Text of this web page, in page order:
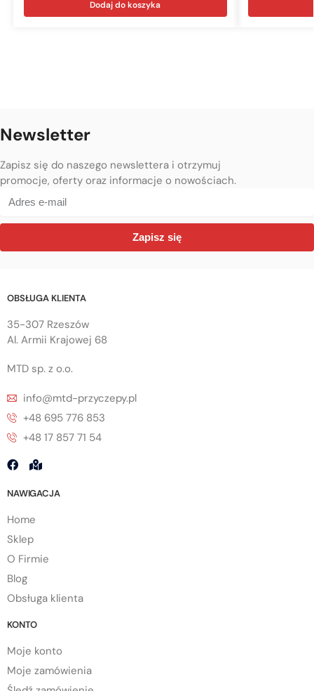
Dodaj do koszyka
Newsletter
Zapisz się do naszego newslettera i otrzymuj
promocje, oferty oraz informacje o nowościach.
Zapisz się
OBSŁUGA KLIENTA
35-307 Rzeszów
Al. Armii Krajowej 68
MTD sp. z o.o.
info@mtd-przyczepy.pl
+48 695 776 853
+48 17 857 71 54
NAWIGACJA
Home
Sklep
O Firmie
Blog
Obsługa klienta
KONTO
Moje konto
Moje zamówienia